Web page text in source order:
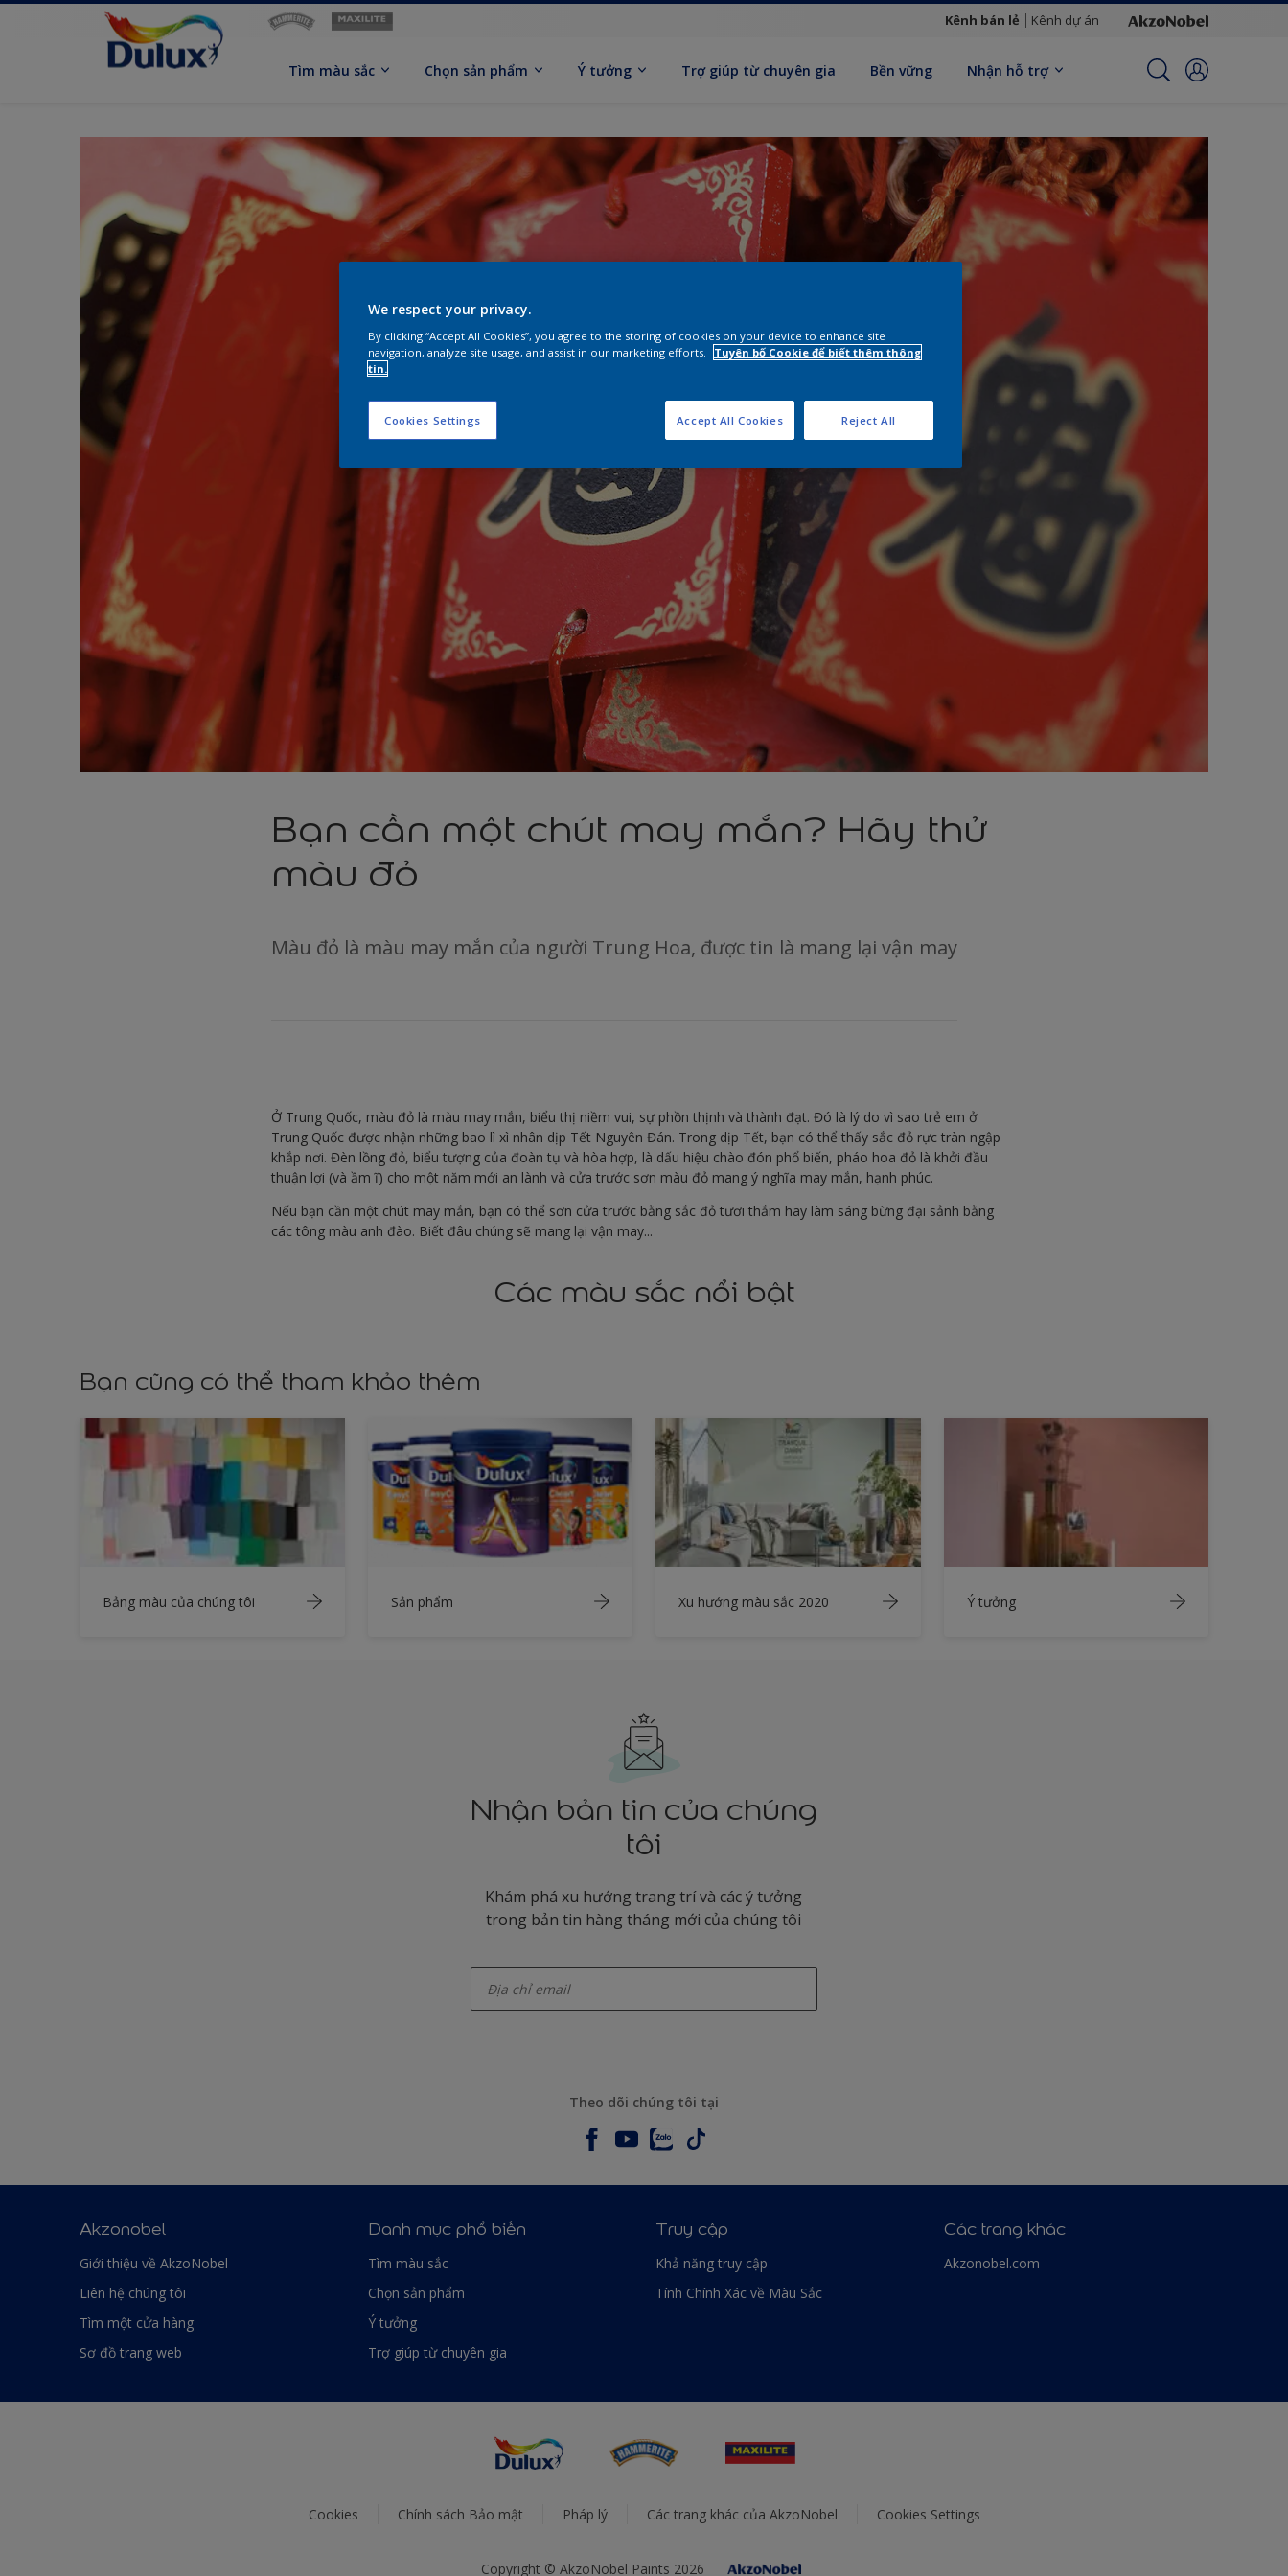
Kênh bán lẻ Kênh dự án
Tìm màu sắc Chọn sản phẩm Ý tưởng Trợ giúp từ chuyên gia Bền vững Nhận hỗ trợ
Bạn cần một chút may mắn? Hãy thử
màu đỏ
Màu đỏ là màu may mắn của người Trung Hoa, được tin là mang lại vận may
Ở Trung Quốc, màu đỏ là màu may mắn, biểu thị niềm vui, sự phồn thịnh và thành đạt. Đó là lý do vì sao trẻ em ở
Trung Quốc được nhận những bao lì xì nhân dịp Tết Nguyên Đán. Trong dịp Tết, bạn có thể thấy sắc đỏ rực tràn ngập
khắp nơi. Đèn lồng đỏ, biểu tượng của đoàn tụ và hòa hợp, là dấu hiệu chào đón phổ biến, pháo hoa đỏ là khởi đầu
thuận lợi (và ầm ĩ) cho một năm mới an lành và cửa trước sơn màu đỏ mang ý nghĩa may mắn, hạnh phúc.
Nếu bạn cần một chút may mắn, bạn có thể sơn cửa trước bằng sắc đỏ tươi thắm hay làm sáng bừng đại sảnh bằng
các tông màu anh đào. Biết đâu chúng sẽ mang lại vận may...
Các màu sắc nổi bật
Bạn cũng có thể tham khảo thêm
Bảng màu của chúng tôi Sản phẩm Xu hướng màu sắc 2020 Ý tưởng
Nhận bản tin của chúng
tôi
Khám phá xu hướng trang trí và các ý tưởng
trong bản tin hàng tháng mới của chúng tôi
Theo dõi chúng tôi tại
Akzonobel
Giới thiệu về AkzoNobel
Liên hệ chúng tôi
Tìm một cửa hàng
Sơ đồ trang web
Danh mục phổ biến
Tìm màu sắc
Chọn sản phẩm
Ý tưởng
Trợ giúp từ chuyên gia
Truy cập
Khả năng truy cập
Tính Chính Xác về Màu Sắc
Các trang khác
Akzonobel.com
Cookies Chính sách Bảo mật Pháp lý Các trang khác của AkzoNobel Cookies Settings
Copyright © AkzoNobel Paints 2026
We respect your privacy.
By clicking “Accept All Cookies”, you agree to the storing of cookies on your device to enhance site
navigation, analyze site usage, and assist in our marketing efforts.
Tuyên bố Cookie để biết thêm thông
tin.
Cookies Settings Reject All
Accept All Cookies